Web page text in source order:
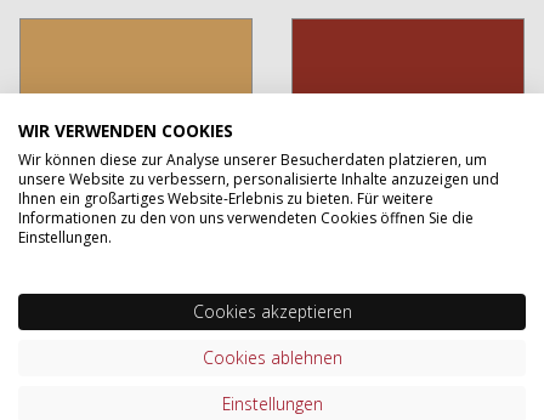
WIR VERWENDEN COOKIES
Wir können diese zur Analyse unserer Besucherdaten platzieren, um
unsere Website zu verbessern, personalisierte Inhalte anzuzeigen und
Ihnen ein großartiges Website-Erlebnis zu bieten. Für weitere
Informationen zu den von uns verwendeten Cookies öffnen Sie die
Einstellungen.
Cookies akzeptieren
Cookies ablehnen
Einstellungen